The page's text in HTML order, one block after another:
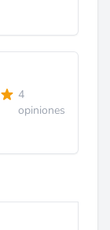
4
opiniones